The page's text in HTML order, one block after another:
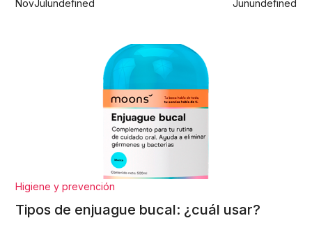
NovJulundefined Junundefined
Higiene y prevención
Tipos de enjuague bucal: ¿cuál usar?